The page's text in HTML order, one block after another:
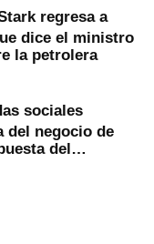
regresa a
dice el ministro
la petrolera
sociales
del negocio de
del